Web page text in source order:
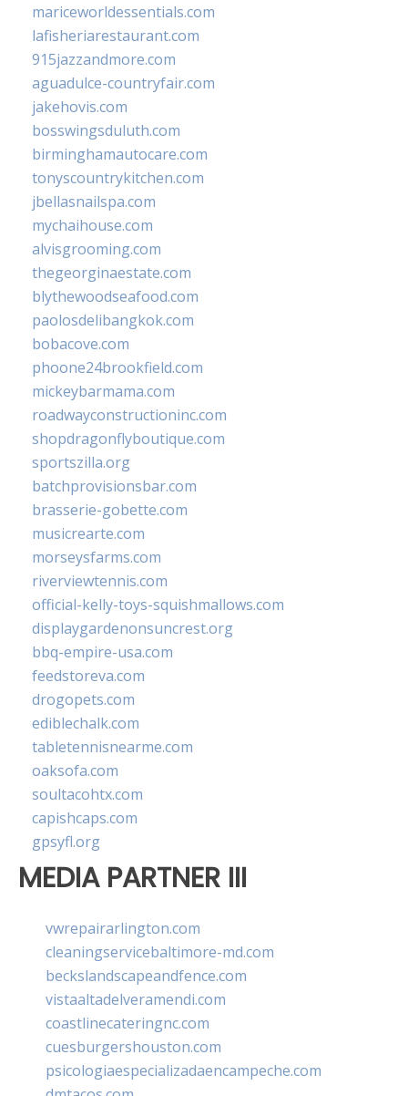
mariceworldessentials.com
lafisheriarestaurant.com
915jazzandmore.com
aguadulce-countryfair.com
jakehovis.com
bosswingsduluth.com
birminghamautocare.com
tonyscountrykitchen.com
jbellasnailspa.com
mychaihouse.com
alvisgrooming.com
thegeorginaestate.com
blythewoodseafood.com
paolosdelibangkok.com
bobacove.com
phoone24brookfield.com
mickeybarmama.com
roadwayconstructioninc.com
shopdragonflyboutique.com
sportszilla.org
batchprovisionsbar.com
brasserie-gobette.com
musicrearte.com
morseysfarms.com
riverviewtennis.com
official-kelly-toys-squishmallows.com
displaygardenonsuncrest.org
bbq-empire-usa.com
feedstoreva.com
drogopets.com
ediblechalk.com
tabletennisnearme.com
oaksofa.com
soultacohtx.com
capishcaps.com
gpsyfl.org
MEDIA PARTNER III
vwrepairarlington.com
cleaningservicebaltimore-md.com
beckslandscapeandfence.com
vistaaltadelveramendi.com
coastlinecateringnc.com
cuesburgershouston.com
psicologiaespecializadaencampeche.com